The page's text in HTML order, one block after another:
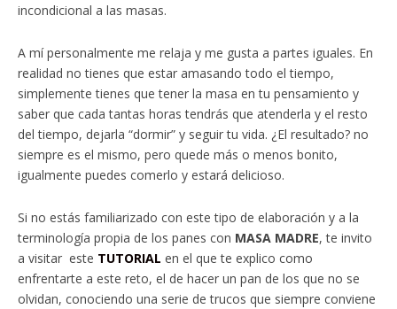
incondicional a las masas.
A mí personalmente me relaja y me gusta a partes iguales. En
realidad no tienes que estar amasando todo el tiempo,
simplemente tienes que tener la masa en tu pensamiento y
saber que cada tantas horas tendrás que atenderla y el resto
del tiempo, dejarla “dormir” y seguir tu vida. ¿El resultado? no
siempre es el mismo, pero quede más o menos bonito,
igualmente puedes comerlo y estará delicioso.
Si no estás familiarizado con este tipo de elaboración y a la
terminología propia de los panes con MASA MADRE, te invito
a visitar este TUTORIAL en el que te explico como
enfrentarte a este reto, el de hacer un pan de los que no se
olvidan, conociendo una serie de trucos que siempre conviene